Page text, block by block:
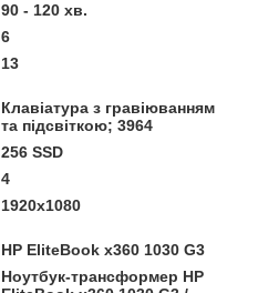
90 - 120 хв.
6
13
Клавіатура з гравіюванням
та підсвіткою; 3964
256 SSD
4
1920x1080
HP EliteBook x360 1030 G3
Ноутбук-трансформер HP